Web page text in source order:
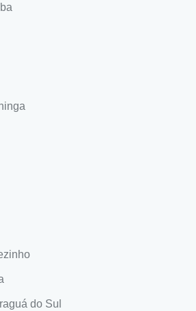
do Sul